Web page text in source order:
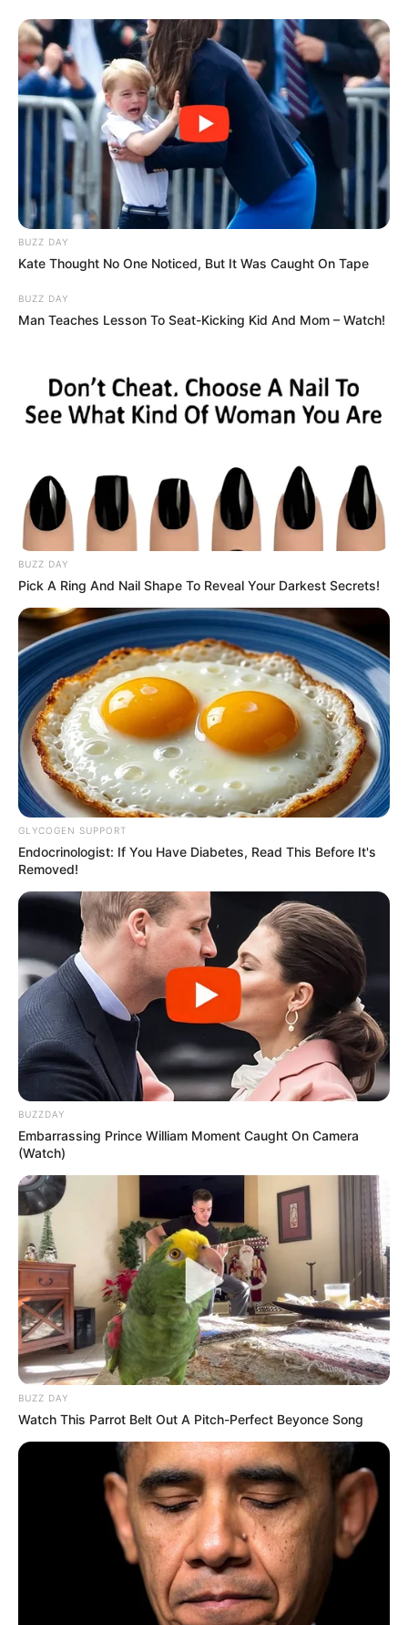
BUZZ DAY
Kate Thought No One Noticed, But It Was Caught On Tape
BUZZ DAY
Man Teaches Lesson To Seat-Kicking Kid And Mom – Watch!
BUZZ DAY
Pick A Ring And Nail Shape To Reveal Your Darkest Secrets!
GLYCOGEN SUPPORT
Endocrinologist: If You Have Diabetes, Read This Before It's
Removed!
BUZZDAY
Embarrassing Prince William Moment Caught On Camera
(Watch)
BUZZ DAY
Watch This Parrot Belt Out A Pitch-Perfect Beyonce Song